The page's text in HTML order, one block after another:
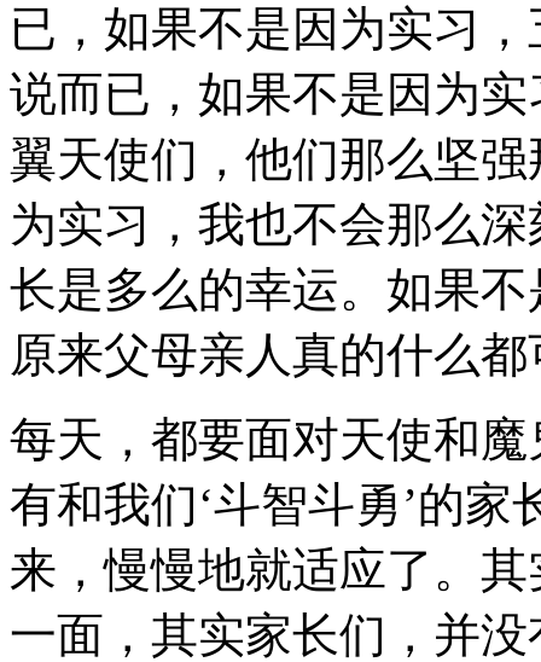
已，如果不是因为实习
说而已，如果不是因为
翼天使们，他们那么坚
为实习，我也不会那么
长是多么的幸运。如果
原来父母亲人真的什么
每天，都要面对天使和
有和我们‘斗智斗勇’的
来，慢慢地就适应了。
一面，其实家长们，并